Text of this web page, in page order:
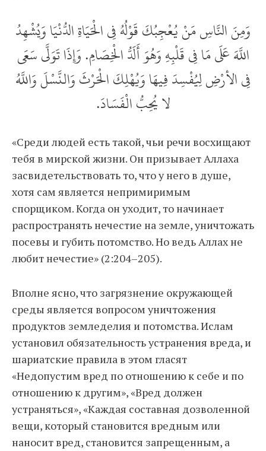
وَمِنَ النَّاسِ مَنْ يُعْجِبُكَ قَوْلُهُ فِي الْحَيَاةِ الدُّنْيَا وَيُشْهِدُ
اللَّهَ عَلَى مَا فِي قَلْبِهِ وَهُوَ أَلَدُّ الْخِصَامِ. وَإِذَا تَوَلَّى سَعَى
فِي الأرْضِ لِيُفْسِدَ فِيهَا وَيُهْلِكَ الْحَرْثَ وَالنَّسْلَ وَاللَّهُ
لا يُحِبُّ الْفَسَادَ.
«Среди людей есть такой, чьи речи восхищают
тебя в мирской жизни. Он призывает Аллаха
засвидетельствовать то, что у него в душе,
хотя сам является непримиримым
спорщиком. Когда он уходит, то начинает
распространять нечестие на земле, уничтожать
посевы и губить потомство. Но ведь Аллах не
любит нечестие» (2:204–205).
Вполне ясно, что загрязнение окружающей
среды является вопросом уничтожения
продуктов земледелия и потомства. Ислам
установил обязательность устранения вреда, и
шариатские правила в этом гласят
«Недопустим вред по отношению к себе и по
отношению к другим», «Вред должен
устраняться», «Каждая составная дозволенной
вещи, который становится вредным или
наносит вред, становится запрещенным, а